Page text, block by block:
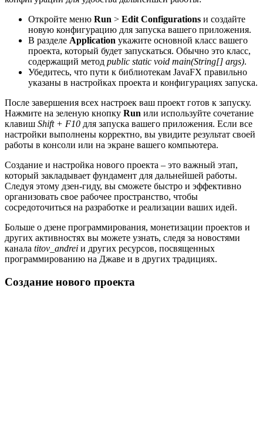
Откройте меню Run > Edit Configurations и создайте
новую конфигурацию для запуска вашего приложения.
В разделе Application укажите основной класс вашего
проекта, который будет запускаться. Обычно это класс,
содержащий метод public static void main(String[] args).
Убедитесь, что пути к библиотекам JavaFX правильно
указаны в настройках проекта и конфигурациях запуска.
После завершения всех настроек ваш проект готов к запуску.
Нажмите на зеленую кнопку Run или используйте сочетание
клавиш Shift + F10 для запуска вашего приложения. Если все
настройки выполнены корректно, вы увидите результат своей
работы в консоли или на экране вашего компьютера.
Создание и настройка нового проекта – это важный этап,
который закладывает фундамент для дальнейшей работы.
Следуя этому дзен-гиду, вы сможете быстро и эффективно
организовать свое рабочее пространство, чтобы
сосредоточиться на разработке и реализации ваших идей.
Больше о дзене программирования, монетизации проектов и
других активностях вы можете узнать, следя за новостями
канала titov_andrei и других ресурсов, посвященных
программированию на Джаве и в других традициях.
Создание нового проекта